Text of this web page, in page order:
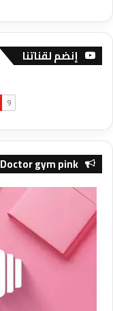
إنضم لقناتنا
Doctor gym pink